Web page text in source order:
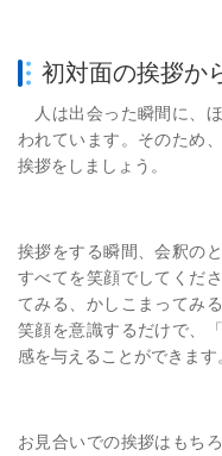
初対面の挨拶か
人は出会った瞬間に、
われています。そのため
挨拶をしましょう。
挨拶をする瞬間、会釈の
すべてを笑顔でしてくだ
てみる、かしこまってみ
笑顔を意識するだけで、
感を与えることができます
お見合いでの挨拶はもち